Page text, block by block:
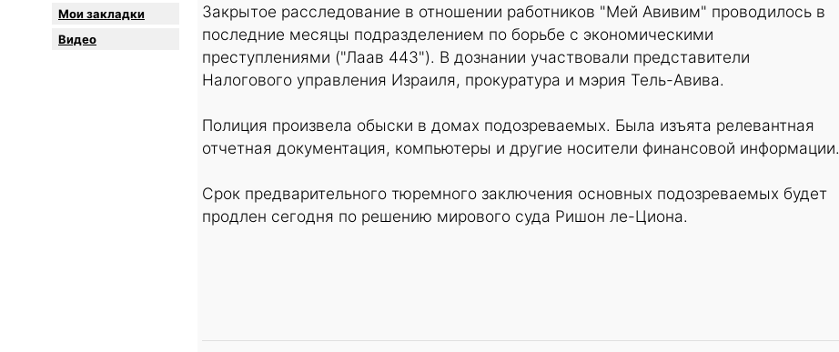
Мои закладки
Видео
Закрытое расследование в отношении работников "Мей Авивим" проводилось в
последние месяцы подразделением по борьбе с экономическими
преступлениями ("Лаав 443"). В дознании участвовали представители
Налогового управления Израиля, прокуратура и мэрия Тель-Авива.
Полиция произвела обыски в домах подозреваемых. Была изъята релевантная
отчетная документация, компьютеры и другие носители финансовой информации.
Срок предварительного тюремного заключения основных подозреваемых будет
продлен сегодня по решению мирового суда Ришон ле-Циона.